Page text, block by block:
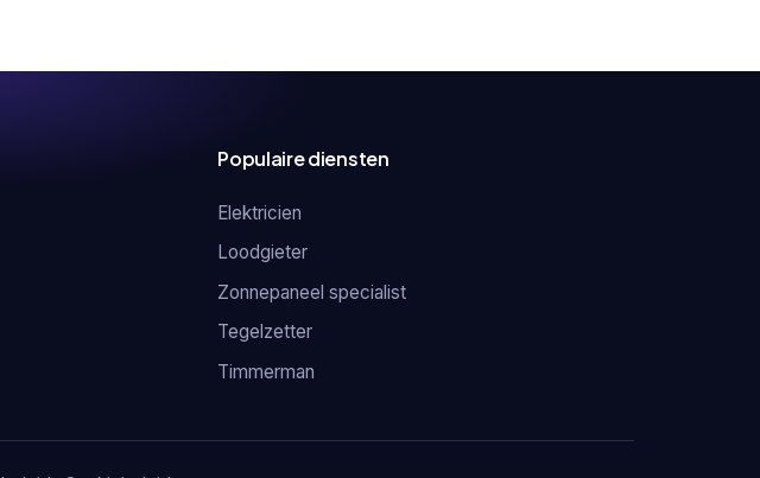
Populaire diensten
Elektricien
Loodgieter
Zonnepaneel specialist
Tegelzetter
Timmerman